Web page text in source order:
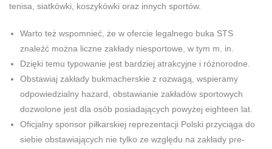
tenisa, siatkówki, koszykówki oraz innych sportów.
Warto też wspomnieć, że w ofercie legalnego buka STS
znaleźć można liczne zakłady niesportowe, w tym m. in.
Dzięki temu typowanie jest bardziej atrakcyjne i różnorodne.
Obstawiaj zakłady bukmacherskie z rozwagą, wspieramy
odpowiedzialny hazard, obstawianie zakładów sportowych
dozwolone jest dla osób posiadających powyżej eighteen lat.
Oficjalny sponsor piłkarskiej reprezentacji Polski przyciąga do
siebie obstawiających nie tylko ze względu na zakłady pre-